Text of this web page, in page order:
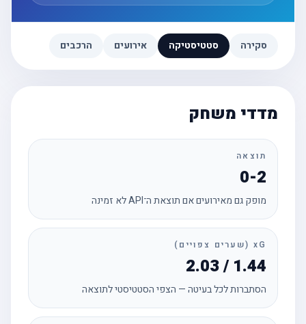
סקירה סטטיסטיקה אירועים הרכבים
מדדי משחק
תוצאה
0-2
מופק גם מאירועים אם תוצאת ה־API לא זמינה
xG (שערים צפויים)
2.03 / 1.44
הסתברות לכל בעיטה — הצפי הסטטיסטי לתוצאה